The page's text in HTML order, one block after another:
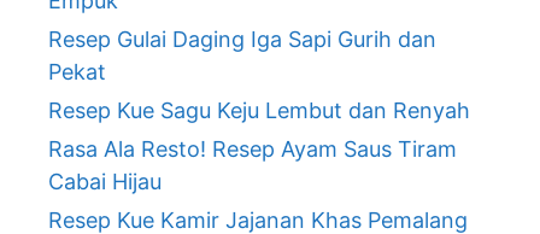
Resep Gulai Daging Iga Sapi Gurih dan
Pekat
Resep Kue Sagu Keju Lembut dan Renyah
Rasa Ala Resto! Resep Ayam Saus Tiram
Cabai Hijau
Resep Kue Kamir Jajanan Khas Pemalang